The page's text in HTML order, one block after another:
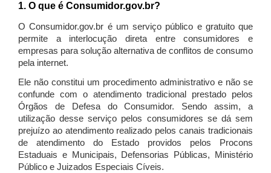
1. O que é Consumidor.gov.br?
O Consumidor.gov.br é um serviço público e gratuito que
permite a interlocução direta entre consumidores e
empresas para solução alternativa de conflitos de consumo
pela internet.
Ele não constitui um procedimento administrativo e não se
confunde com o atendimento tradicional prestado pelos
Órgãos de Defesa do Consumidor. Sendo assim, a
utilização desse serviço pelos consumidores se dá sem
prejuízo ao atendimento realizado pelos canais tradicionais
de atendimento do Estado providos pelos Procons
Estaduais e Municipais, Defensorias Públicas, Ministério
Público e Juizados Especiais Cíveis.